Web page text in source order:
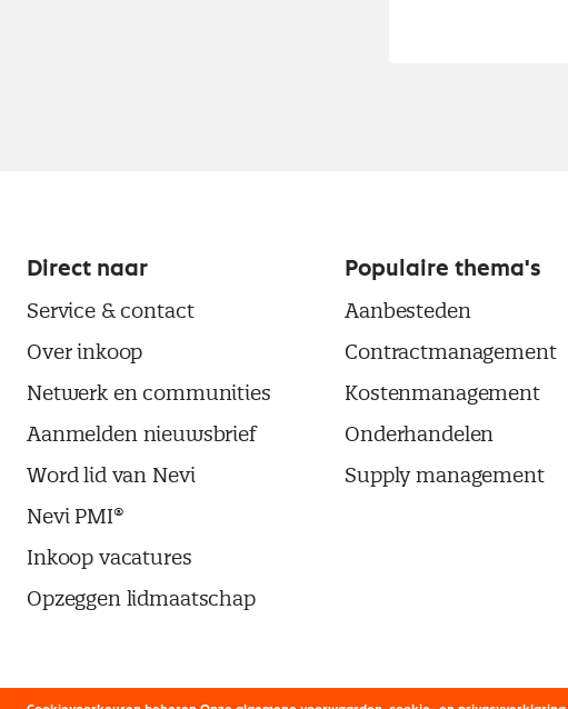
Direct naar
Service & contact
Over inkoop
Netwerk en communities
Aanmelden nieuwsbrief
Word lid van Nevi
Nevi PMI®
Inkoop vacatures
Opzeggen lidmaatschap
Populaire thema's
Aanbesteden
Contractmanagement
Kostenmanagement
Onderhandelen
Supply management